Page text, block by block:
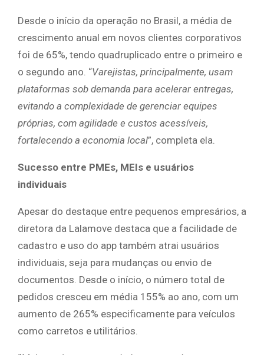
Desde o início da operação no Brasil, a média de
crescimento anual em novos clientes corporativos
foi de 65%, tendo quadruplicado entre o primeiro e
o segundo ano. “Varejistas, principalmente, usam
plataformas sob demanda para acelerar entregas,
evitando a complexidade de gerenciar equipes
próprias, com agilidade e custos acessíveis,
fortalecendo a economia local”, completa ela.
Sucesso entre PMEs, MEIs e usuários
individuais
Apesar do destaque entre pequenos empresários, a
diretora da Lalamove destaca que a facilidade de
cadastro e uso do app também atrai usuários
individuais, seja para mudanças ou envio de
documentos. Desde o início, o número total de
pedidos cresceu em média 155% ao ano, com um
aumento de 265% especificamente para veículos
como carretos e utilitários.